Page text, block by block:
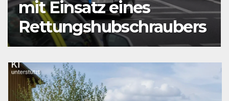
mit Einsatz eines
Rettungshubschraubers